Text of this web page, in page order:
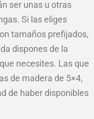
ser unas u otras
Si las eliges
tamaños prefijados,
dispones de la
necesites. Las que
de madera de 5×4,
de haber disponibles